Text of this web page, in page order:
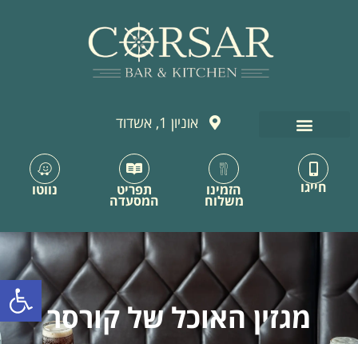
פתח
אוניון 1, אשדוד
חייגו הזמינו
משלוח
תפריט
המסעדה
נווטו
מגזין האוכל של קורסר